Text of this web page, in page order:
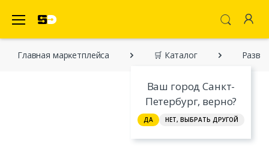
Ваш город Санкт-
Петербург, верно?
ДА НЕТ, ВЫБРАТЬ ДРУГОЙ
Главная марĸетплейса 🛒 Каталог